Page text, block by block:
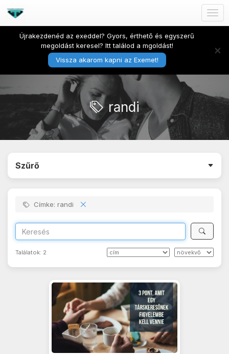
Újrakezdenéd az exeddel? Gyors, érthető és egyszerű
megoldást keresel? Itt találod a mgoldást!
Vissza akarom kapni az Exemet!
×
randi
Szűrő
Címke: randi
Találatok: 2